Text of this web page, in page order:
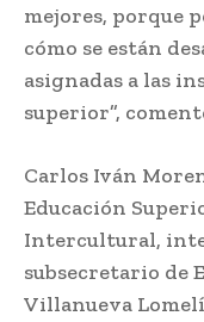
mejores, porque
cómo se están
asignadas a las
superior”,
Carlos Iván
Educación
Intercultural,
subsecretario de
Villanueva